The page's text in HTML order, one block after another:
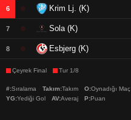
6 Krim Lj. (K)
7 Sola (K)
8 Esbjerg (K)
Çeyrek Final Tur 1/8
#:Sıralama Takım:Takım O:Oynadığı Maç
YG:Yediği Gol AV:Averaj P:Puan